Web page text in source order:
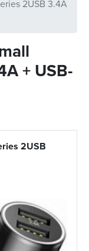
2USB 3.4A
+ USB-
2USB